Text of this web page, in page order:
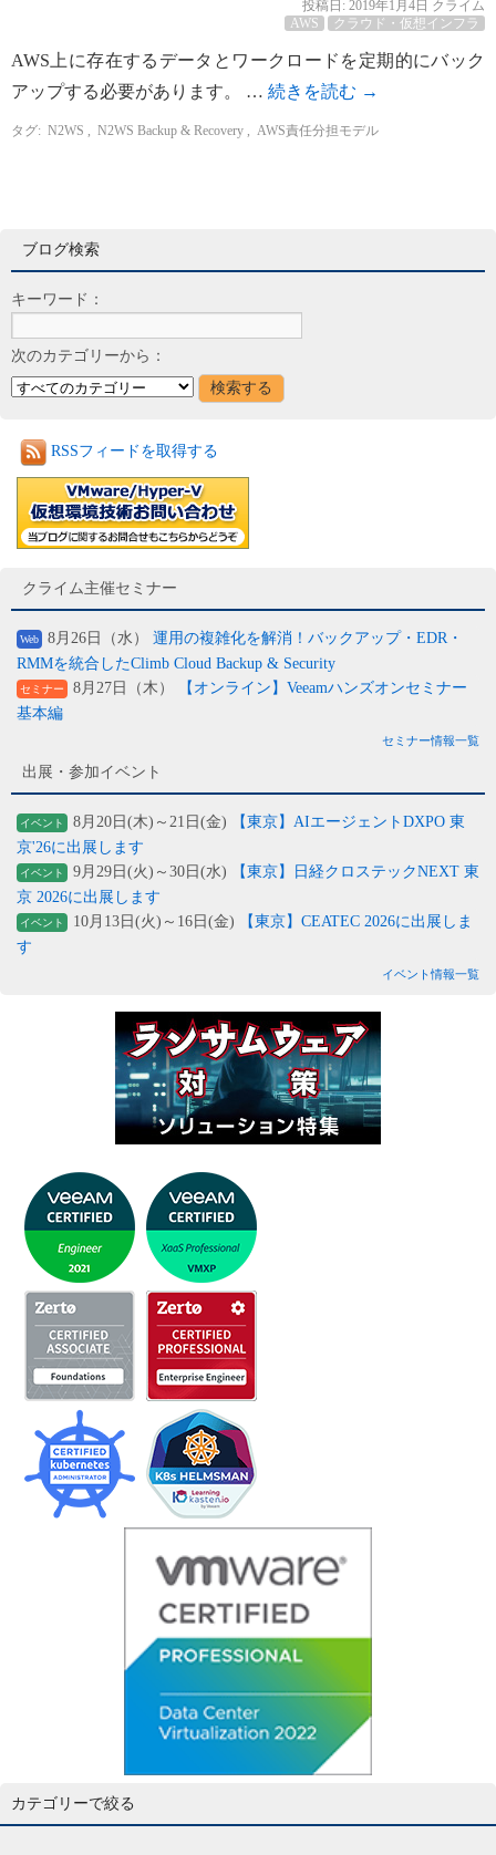
投稿日: 2019年1月4日 クライム
AWS
クラウド・仮想インフラ
AWS上に存在するデータとワークロードを定期的にバック
アップする必要があります。 … 続きを読む →
タグ: N2WS N2WS Backup & Recovery AWS責任分担モデル
ブログ検索
キーワード：
次のカテゴリーから：
RSSフィードを取得する
クライム主催セミナー
Web 8月26日（水） 運用の複雑化を解消！バックアップ・EDR・
RMMを統合したClimb Cloud Backup & Security
セミナー 8月27日（木）
【オンライン】Veeamハンズオンセミナー
基本編
セミナー情報一覧
出展・参加イベント
イベント 8月20日(木)～21日(金)
【東京】AIエージェントDXPO 東
京'26に出展します
イベント 9月29日(火)～30日(水)
【東京】日経クロステックNEXT 東
京 2026に出展します
イベント 10月13日(火)～16日(金)
【東京】CEATEC 2026に出展しま
す
イベント情報一覧
カテゴリーで絞る